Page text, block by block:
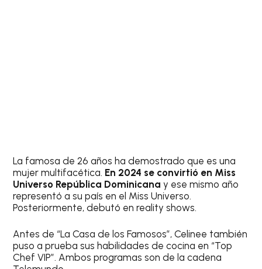
La famosa de 26 años ha demostrado que es una
mujer multifacética. En 2024 se convirtió en Miss
Universo República Dominicana y ese mismo año
representó a su país en el Miss Universo.
Posteriormente, debutó en reality shows.
Antes de “La Casa de los Famosos”, Celinee también
puso a prueba sus habilidades de cocina en “Top
Chef VIP”. Ambos programas son de la cadena